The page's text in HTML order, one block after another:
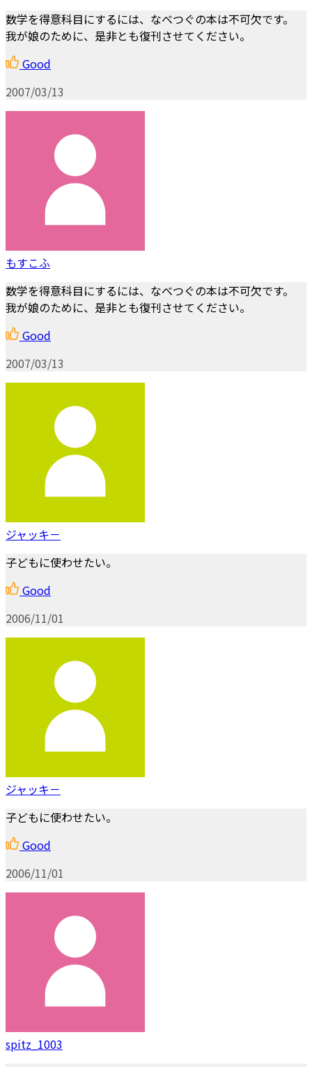
数学を得意科目にするには、なべつぐの本は不可欠です。
我が娘のために、是非とも復刊させてください。
Good
2007/03/13
もすこふ
数学を得意科目にするには、なべつぐの本は不可欠です。
我が娘のために、是非とも復刊させてください。
Good
2007/03/13
ジャッキ－
子どもに使わせたい。
Good
2006/11/01
ジャッキ－
子どもに使わせたい。
Good
2006/11/01
spitz_1003